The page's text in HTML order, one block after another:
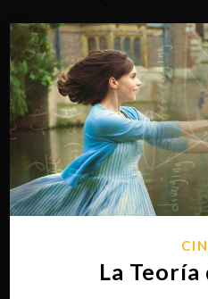
La Teoría